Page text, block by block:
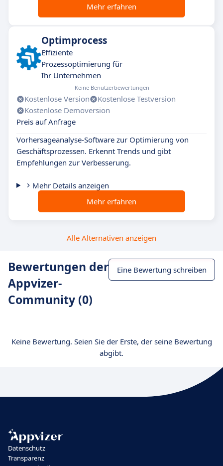
Mehr erfahren
Optimprocess
Effiziente
Prozessoptimierung für
Ihr Unternehmen
Keine Benutzerbewertungen
Kostenlose Version
Kostenlose Testversion
Kostenlose Demoversion
Preis auf Anfrage
Vorhersageanalyse-Software zur Optimierung von
Geschäftsprozessen. Erkennt Trends und gibt
Empfehlungen zur Verbesserung.
Mehr Details anzeigen
Mehr erfahren
Alle Alternativen anzeigen
Bewertungen der
Appvizer-
Community (0)
Eine Bewertung schreiben
Keine Bewertung. Seien Sie der Erste, der seine Bewertung
abgibt.
Datenschutz
Transparenz